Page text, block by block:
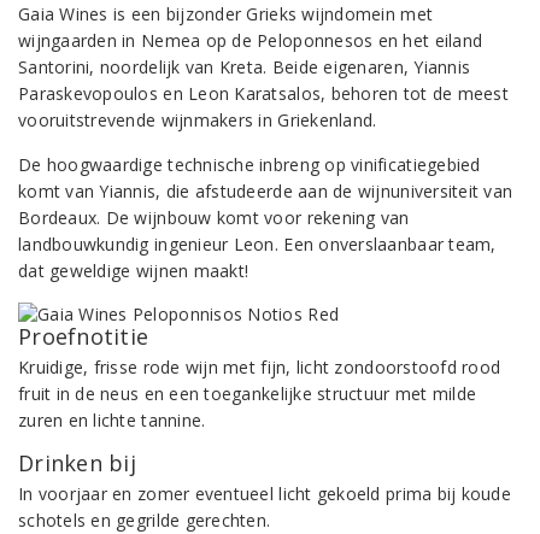
Gaia Wines is een bijzonder Grieks wijndomein met
wijngaarden in Nemea op de Peloponnesos en het eiland
Santorini, noordelijk van Kreta. Beide eigenaren, Yiannis
Paraskevopoulos en Leon Karatsalos, behoren tot de meest
vooruitstrevende wijnmakers in Griekenland.
De hoogwaardige technische inbreng op vinificatiegebied
komt van Yiannis, die afstudeerde aan de wijnuniversiteit van
Bordeaux. De wijnbouw komt voor rekening van
landbouwkundig ingenieur Leon. Een onverslaanbaar team,
dat geweldige wijnen maakt!
Proefnotitie
Kruidige, frisse rode wijn met fijn, licht zondoorstoofd rood
fruit in de neus en een toegankelijke structuur met milde
zuren en lichte tannine.
Drinken bij
In voorjaar en zomer eventueel licht gekoeld prima bij koude
schotels en gegrilde gerechten.